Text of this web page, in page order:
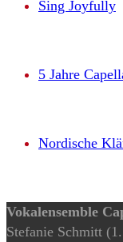
Sing Joyfully
5 Jahre
Nordische
Vokalensemble
Stefanie Schmitt